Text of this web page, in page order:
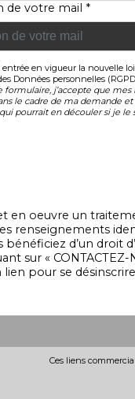
de votre mail *
entrée en vigueur la nouvelle
Données personnelles
formulaire, j’accepte que
le cadre de ma demande
pourrait en découler si je le
en oeuvre un
renseignements
bénéficiez d’un droit
sur «
lien pour se
Ces liens